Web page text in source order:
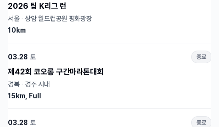
2026 팀 K리그 런
서울 · 상암 월드컵공원 평화광장
10km
03.28 토 종료
제42회 코오롱 구간마라톤대회
경북 · 경주 시내
15km, Full
03.28 토 종료